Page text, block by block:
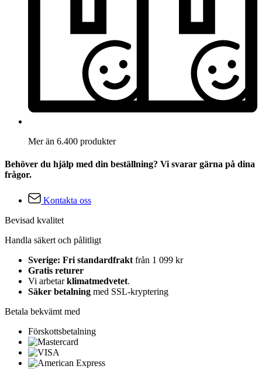
Mer än 6.400 produkter
Behöver du hjälp med din beställning? Vi svarar gärna på dina
frågor.
Kontakta oss
Bevisad kvalitet
Handla säkert och pålitligt
Sverige: Fri standardfrakt från 1 099 kr
Gratis returer
Vi arbetarklimatmedvetet.
Säker betalning med SSL-kryptering
Betala bekvämt med
Förskottsbetalning